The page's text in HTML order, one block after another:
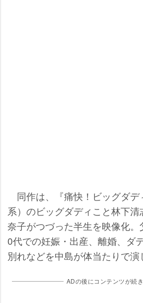
同作は、『痛快！ビッグダデ
系）のビッグダディこと林下
奈子がつづった半生を映像化。
0代での妊娠・出産、離婚、ダ
別れなどを中島が体当たりで演
ADの後にコンテンツが続